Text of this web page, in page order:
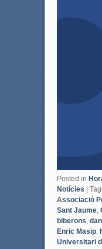
Posted in
Notícies |
Associació
Sant Jaume,
biberons
Enric Masip,
Universitari